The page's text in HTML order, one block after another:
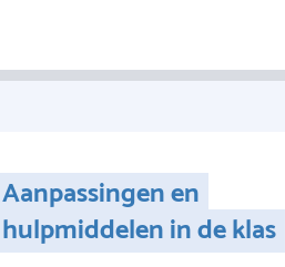
Aanpassingen en
hulpmiddelen in de klas